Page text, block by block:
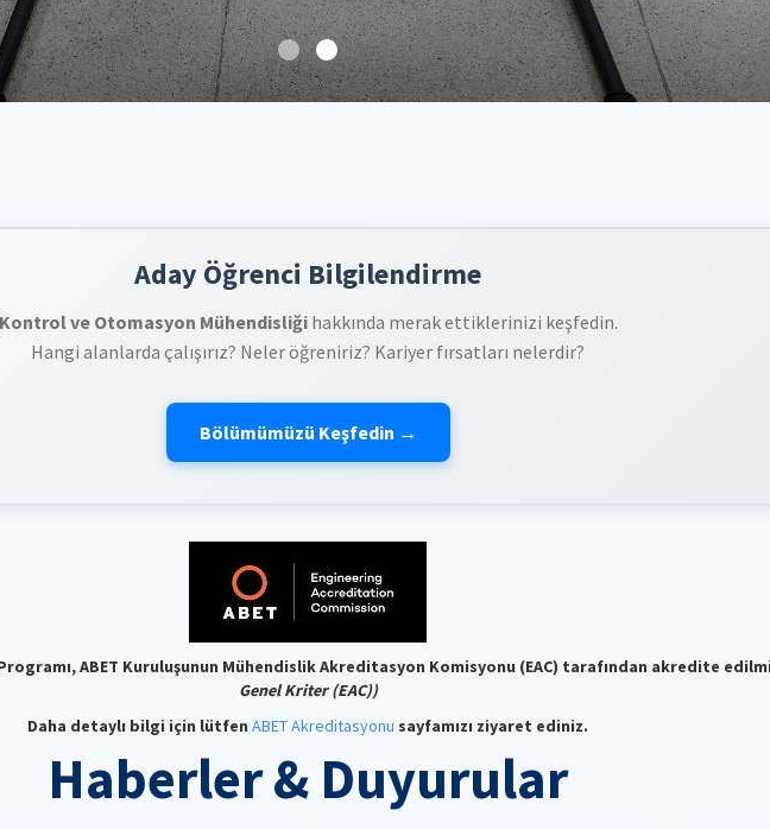
Aday Öğrenci Bilgilendirme
Kontrol ve Otomasyon Mühendisliğihakkında merak ettiklerinizi keşfedin.
Hangi alanlarda çalışırız? Neler öğreniriz? Kariyer fırsatları nelerdir?
Bölümümüzü Keşfedin →
ABET Kuruluşunun Mühendislik Akreditasyon Komisyonu (EAC) tarafından akredite
Genel Kriter (EAC))
Daha detaylı bilgi için lütfen ABET Akreditasyonu sayfamızı ziyaret ediniz.
Haberler & Duyurular